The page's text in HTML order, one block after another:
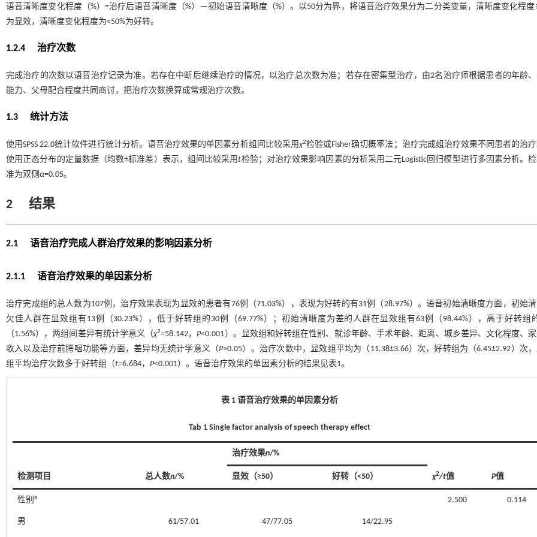
语音清晰度变化程度（%）=治疗后语音清晰度（%）－初始语音清晰度（%）。以50分为界，将语音治疗效果分为二分类变量，清晰度变化程度
为显效，清晰度变化程度为<50%为好转。
1.2.4 治疗次数
完成治疗的次数以语音治疗记录为准。若存在中断后继续治疗的情况，以治疗总次数为准；若存在密集型治疗，由2名治疗师根据患者的年龄
能力、父母配合程度共同商讨，把治疗次数换算成常规治疗次数。
1.3 统计方法
使用SPSS 22.0统计软件进行统计分析。语音治疗效果的单因素分析组间比较采用χ2检验或Fisher确切概率法；治疗完成组治疗效果不同患者的治
使用正态分布的定量数据（均数±标准差）表示，组间比较采用t检验；对治疗效果影响因素的分析采用二元Logistic回归模型进行多因素分析。
准为双侧 α=0.05。
2 结果
2.1 语音治疗完成人群治疗效果的影响因素分析
2.1.1 语音治疗效果的单因素分析
治疗完成组的总人数为107例，治疗效果表现为显效的患者有76例（71.03%），表现为好转的有31例（28.97%）。语音初始清晰度方面，初始
欠佳人群在显效组有13例（30.23%），低于好转组的30例（69.77%）；初始清晰度为差的人群在显效组有63例（98.44%），高于好转组
（1.56%），两组间差异有统计学意义（χ2=58.142，P<0.001）。显效组和好转组在性别、就诊年龄、手术年龄、距离、城乡差异、文化程度、
收入以及治疗前腭咽功能等方面，差异均无统计学意义（P>0.05）。治疗次数中，显效组平均为（11.38±3.66）次，好转组为（6.45±2.92）次
组平均治疗次数多于好转组（t=6.684， P<0.001）。语音治疗效果的单因素分析的结果见表1。
表 1 语音治疗效果的单因素分析
Tab 1 Single factor analysis of speech therapy effect
检测项目 总人数n/%
治疗效果n/%
χ2/t值 P值
显效（≥50） 好转（<50）
性别 a 2.500 0.114
男 61/57.01 47/77.05 14/22.95